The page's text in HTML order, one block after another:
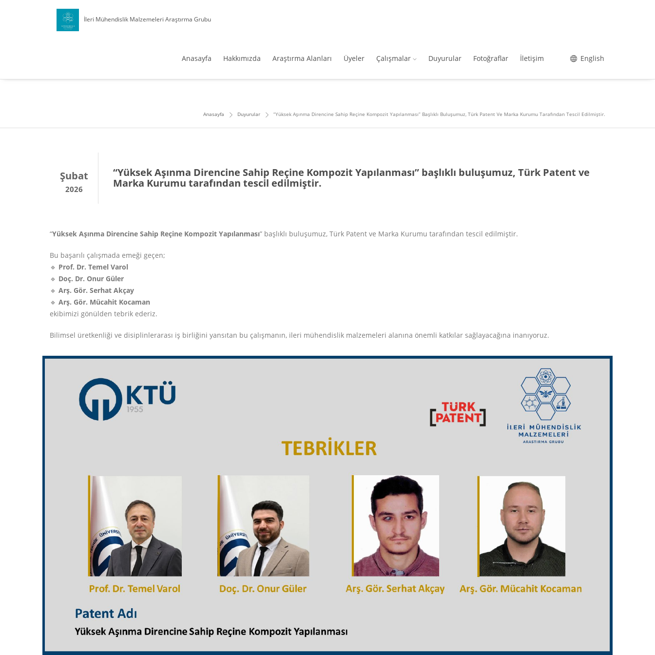
İleri Mühendislik Malzemeleri Araştırma Grubu
Anasayfa Hakkımızda Araştırma Alanları Üyeler Çalışmalar Duyurular Fotoğraflar İletişim English
Anasayfa Duyurular “Yüksek Aşınma Direncine Sahip Reçine Kompozit Yapılanması” Başlıklı Buluşumuz, Türk Patent Ve Marka Kurumu Tarafından Tescil Edilmiştir.
Şubat
2026
“Yüksek Aşınma Direncine Sahip Reçine Kompozit Yapılanması” başlıklı buluşumuz, Türk Patent ve
Marka Kurumu tarafından tescil edilmiştir.
“Yüksek Aşınma Direncine Sahip Reçine Kompozit Yapılanması” başlıklı buluşumuz, Türk Patent ve Marka Kurumu tarafından tescil edilmiştir.
Bu başarılı çalışmada emeği geçen;
🔹 Prof. Dr. Temel Varol
🔹 Doç. Dr. Onur Güler
🔹 Arş. Gör. Serhat Akçay
🔹 Arş. Gör. Mücahit Kocaman
ekibimizi gönülden tebrik ederiz.
Bilimsel üretkenliği ve disiplinlerarası iş birliğini yansıtan bu çalışmanın, ileri mühendislik malzemeleri alanına önemli katkılar sağlayacağına inanıyoruz.